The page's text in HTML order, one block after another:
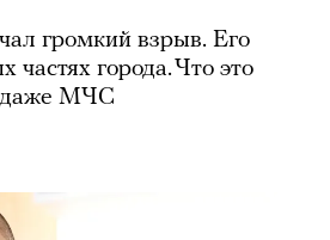
громкий взрыв. Его
города. Что это
даже МЧС